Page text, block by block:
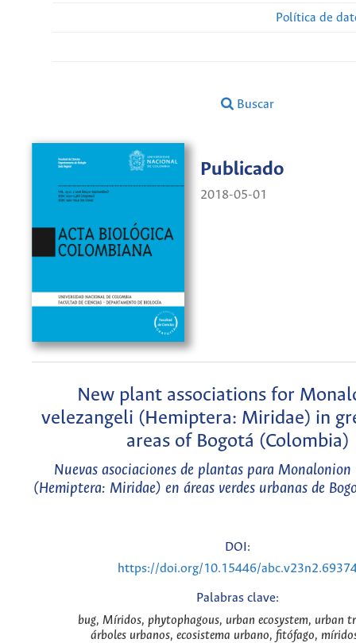
Política de
Buscar
Publicado
2018-05-01
New plant associations for
velezangeli (Hemiptera: Miridae) in
areas of Bogotá (Colombia)
Nuevas asociaciones de plantas para Monalonion
(Hemiptera: Miridae) en áreas verdes urbanas de
DOI:
https://doi.org/10.15446/
Palabras clave:
bug, Míridos, phytophagous, urban ecosystem, urban
árboles urbanos, ecosistema urbano, fitófago,